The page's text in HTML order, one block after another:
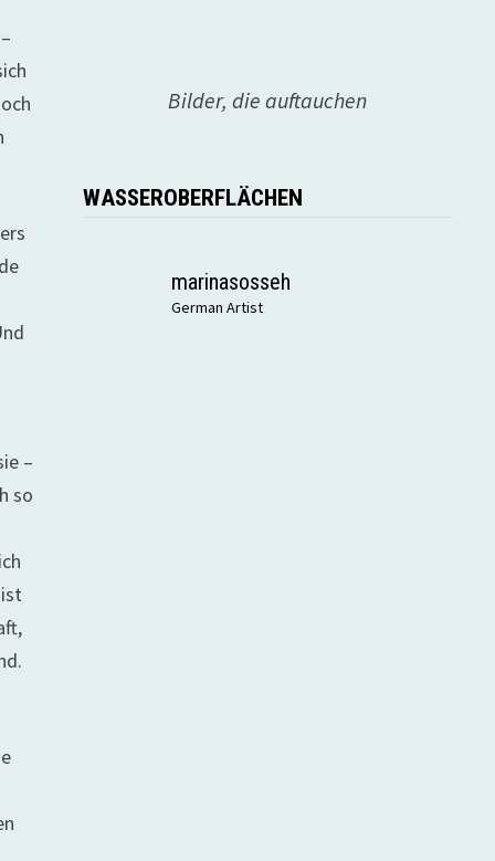
–
so
Bilder, die auftauchen
WASSEROBERFLÄCHEN
marinasosseh
German Artist